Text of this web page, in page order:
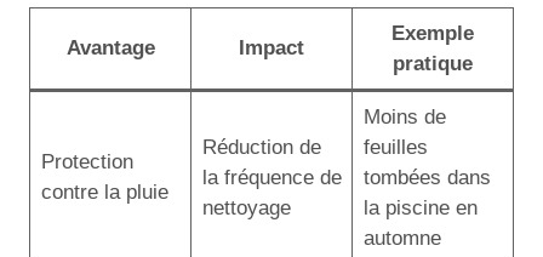
Avantage Impact
Exemple
pratique
Protection
contre la pluie
Réduction de
la fréquence de
nettoyage
Moins de
feuilles
tombées dans
la piscine en
automne